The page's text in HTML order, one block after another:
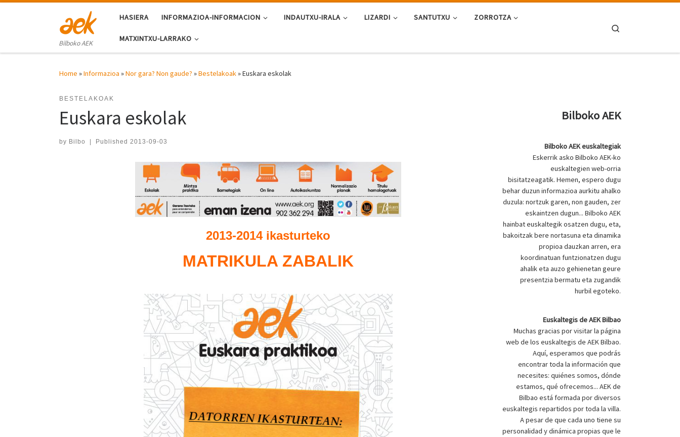
Bilboko AEK
HASIERA INFORMAZIOA-INFORMACION INDAUTXU-IRALA LIZARDI SANTUTXU ZORROTZA
MATXINTXU-LARRAKO
Home »Informazioa »Nor gara? Non gaude? »Bestelakoak »Euskara eskolak
BESTELAKOAK
Euskara eskolak
by Bilbo Published 2013-09-03
2013-2014 ikasturteko
MATRIKULA ZABALIK
Bilboko AEK
Bilboko AEK euskaltegiak
Eskerrik asko Bilboko AEK-ko
euskaltegien web-orria
bisitatzeagatik. Hemen, espero dugu
behar duzun informazioa aurkitu ahalko
duzula: nortzuk garen, non gauden, zer
eskaintzen dugun... Bilboko AEK
hainbat euskaltegik osatzen dugu, eta,
bakoitzak bere nortasuna eta dinamika
propioa dauzkan arren, era
koordinatuan funtzionatzen dugu
ahalik eta auzo gehienetan geure
presentzia bermatu eta zugandik
hurbil egoteko.
Euskaltegis de AEK Bilbao
Muchas gracias por visitar la página
web de los euskaltegis de AEK Bilbao.
Aquí, esperamos que podrás
encontrar toda la información que
necesites: quiénes somos, dónde
estamos, qué ofrecemos... AEK de
Bilbao está formada por diversos
euskaltegis repartidos por toda la villa.
A pesar de que cada uno tiene su
personalidad y dinámica propias que le